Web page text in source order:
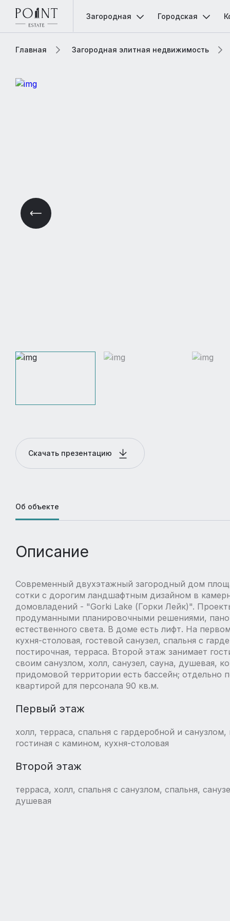
Загородная Городская
Главная Загородная элитная недвижимость
Скачать презентацию
Об объекте
Описание
Современный двухэтажный загородный дом
сотки с дорогим ландшафтным дизайном в
домовладений - "Gorki Lake (Горки Лейк)".
продуманными планировочными решениями,
естественного света. В доме есть лифт. На
кухня-столовая, гостевой санузел, спальня с
постирочная, терраса. Второй этаж занимает
своим санузлом, холл, санузел, сауна, душевая,
придомовой территории есть бассейн; отдельно
квартирой для персонала 90 кв.м.
Первый этаж
холл, терраса, спальня с гардеробной и
гостиная с камином, кухня-столовая
Второй этаж
терраса, холл, спальня с санузлом, спальня,
душевая